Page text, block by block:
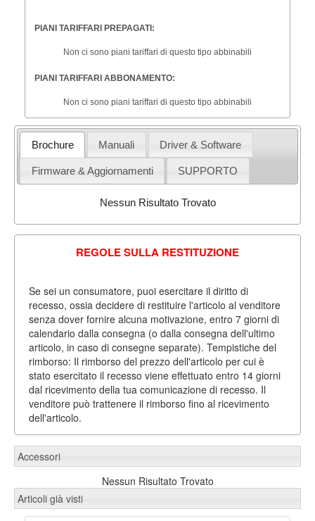
PIANI TARIFFARI PREPAGATI:
Non ci sono piani tariffari di questo tipo abbinabili
PIANI TARIFFARI ABBONAMENTO:
Non ci sono piani tariffari di questo tipo abbinabili
Brochure Manuali Driver & Software
Firmware & Aggiornamenti SUPPORTO
Nessun Risultato Trovato
REGOLE SULLA RESTITUZIONE
Se sei un consumatore, puoi esercitare il diritto di
recesso, ossia decidere di restituire l'articolo al venditore
senza dover fornire alcuna motivazione, entro 7 giorni di
calendario dalla consegna (o dalla consegna dell'ultimo
articolo, in caso di consegne separate). Tempistiche del
rimborso: Il rimborso del prezzo dell'articolo per cui è
stato esercitato il recesso viene effettuato entro 14 giorni
dal ricevimento della tua comunicazione di recesso. Il
venditore può trattenere il rimborso fino al ricevimento
dell'articolo.
Accessori
Nessun Risultato Trovato
Articoli già visti